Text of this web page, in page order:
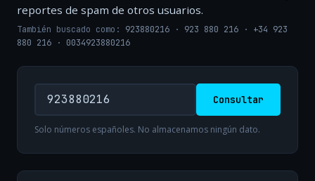
reportes de spam de otros usuarios.
También buscado como: 923880216 · 923 880 216 · +34 923
880 216 · 0034923880216
Consultar
Solo números españoles. No almacenamos ningún dato.